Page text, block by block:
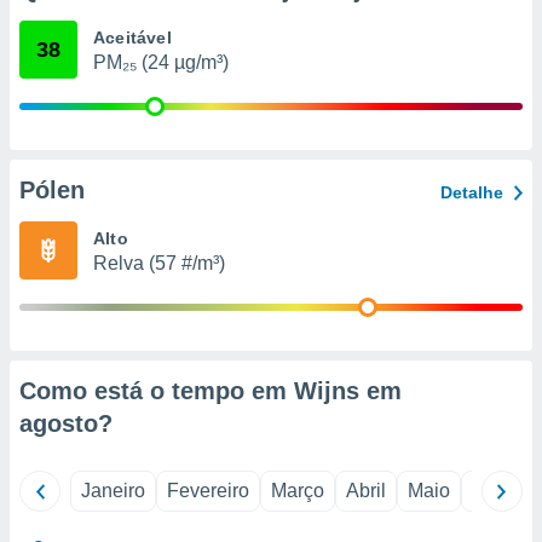
qual se
tal,
na
de
ou aceder
38 Aceitável
PM₂₅ (24 µg/m³)
Pólen Detalhe
Alto
Relva (57 #/m³)
Como está o tempo em Wijns em
agosto?
Janeiro Fevereiro Março Abril Maio Junho